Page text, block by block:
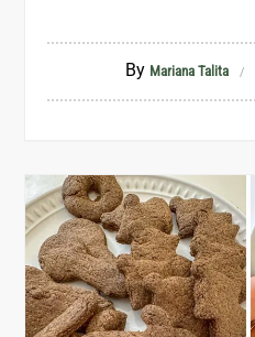
By Mariana Talita